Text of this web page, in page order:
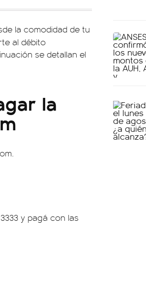
la comodidad de tu
al débito
se detallan el
la
y pagá con las